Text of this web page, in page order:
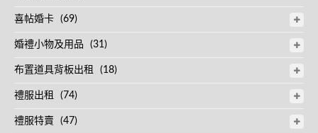
喜帖婚卡 (69)
婚禮小物及用品 (31)
布置道具背板出租 (18)
禮服出租 (74)
禮服特賣 (47)